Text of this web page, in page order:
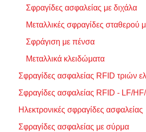
Σφραγίδες ασφαλείας με διχάλα
Μεταλλικές σφραγίδες σταθερού
Σφράγιση με πένσα
Μεταλλικά κλειδώματα
Σφραγίδες ασφαλείας RFID τριών
Σφραγίδες ασφαλείας RFID - LF/
Ηλεκτρονικές σφραγίδες ασφαλείας
Σφραγίδες ασφαλείας με σύρμα